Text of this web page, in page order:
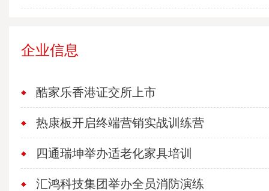
企业信息
酷家乐香港证交所上市
热康板开启终端营销实战训练营
四通瑞坤举办适老化家具培训
汇鸿科技集团举办全员消防演练